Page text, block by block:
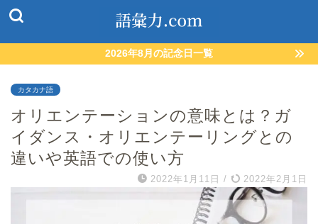
2026年8月の記念日一覧
カタカナ語
オリエンテーションの意味とは？ガ
イダンス・オリエンテーリングとの
違いや英語での使い方
2022年1月11日 / 2022年2月1日